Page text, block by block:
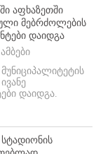
აფხაზეთში
მებრძოლების
დაიდგა
დაიდგა.